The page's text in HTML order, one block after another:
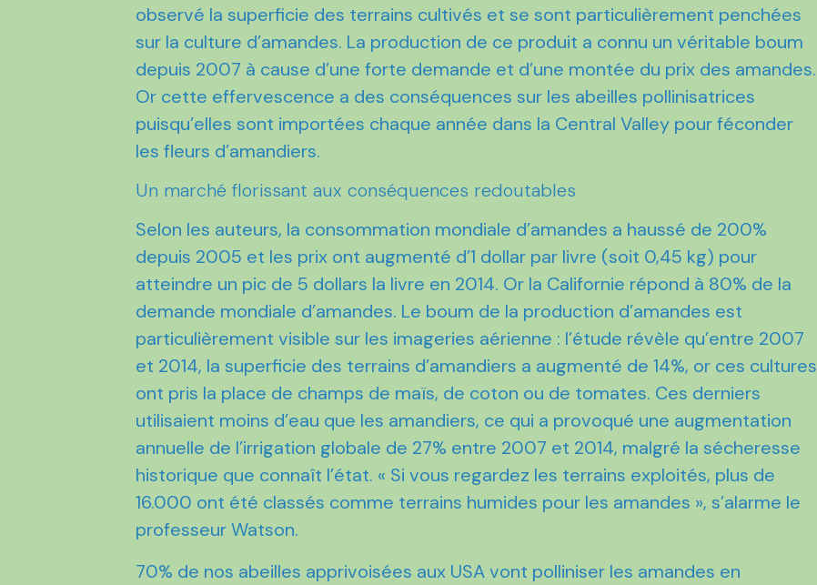
observé la superficie des terrains cultivés et se sont particulièrement penchées
sur la culture d’amandes. La production de ce produit a connu un véritable boum
depuis 2007 à cause d’une forte demande et d’une montée du prix des amandes.
Or cette effervescence a des conséquences sur les abeilles pollinisatrices
puisqu’elles sont importées chaque année dans la Central Valley pour féconder
les fleurs d’amandiers.
Un marché florissant aux conséquences redoutables
Selon les auteurs, la consommation mondiale d’amandes a haussé de 200%
depuis 2005 et les prix ont augmenté d’1 dollar par livre (soit 0,45 kg) pour
atteindre un pic de 5 dollars la livre en 2014. Or la Californie répond à 80% de la
demande mondiale d’amandes. Le boum de la production d’amandes est
particulièrement visible sur les imageries aérienne : l’étude révèle qu’entre 2007
et 2014, la superficie des terrains d’amandiers a augmenté de 14%, or ces cultures
ont pris la place de champs de maïs, de coton ou de tomates. Ces derniers
utilisaient moins d’eau que les amandiers, ce qui a provoqué une augmentation
annuelle de l’irrigation globale de 27% entre 2007 et 2014, malgré la sécheresse
historique que connaît l’état. « Si vous regardez les terrains exploités, plus de
16.000 ont été classés comme terrains humides pour les amandes », s’alarme le
professeur Watson.
70% de nos abeilles apprivoisées aux USA vont polliniser les amandes en